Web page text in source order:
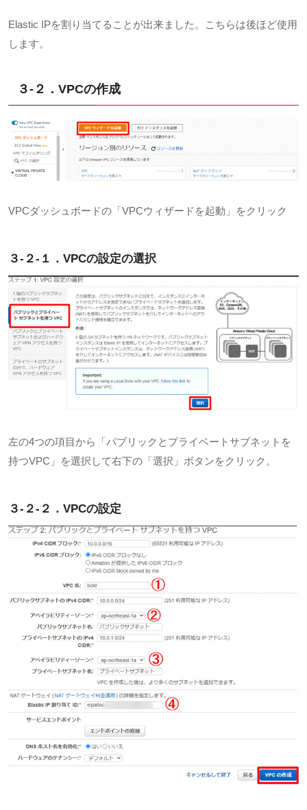
Elastic IPを割り当てることが出来ました。こちらは後ほど使用
します。
３-２．VPCの作成
VPCダッシュボードの「VPCウィザードを起動」をクリック
３-２-１．VPCの設定の選択
左の4つの項目から「パブリックとプライベートサブネットを
持つVPC 」を選択して右下の「選択」ボタンをクリック。
３-２-２．VPCの設定